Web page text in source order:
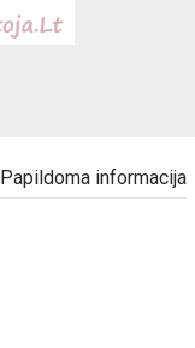
Papildoma informacija